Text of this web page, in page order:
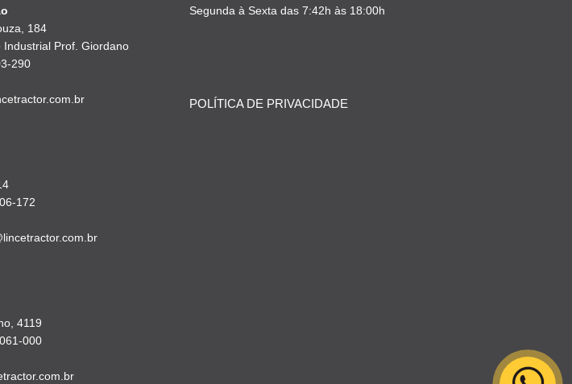
184
Prof. Giordano
290
172
4119
000
Segunda à Sexta das 7:42h às 18:00h
POLÍTICA DE PRIVACIDADE